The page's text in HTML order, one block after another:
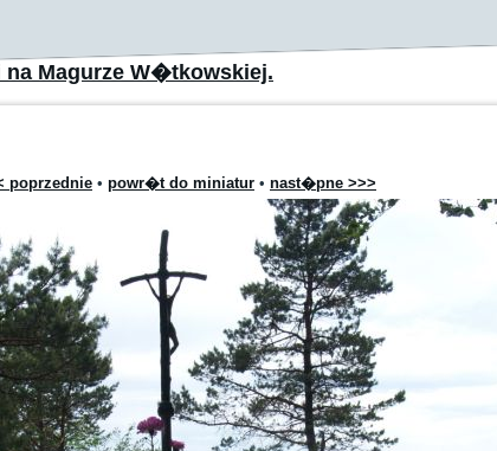
Magurze W�tkowskiej.
poprzednie • powr�t do miniatur • nast�pne >>>